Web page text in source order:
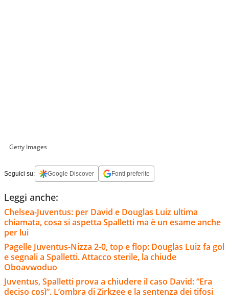
Getty Images
Seguici su: Google Discover Fonti preferite
Leggi anche:
Chelsea-Juventus: per David e Douglas Luiz ultima
chiamata, cosa si aspetta Spalletti ma è un esame anche
per lui
Pagelle Juventus-Nizza 2-0, top e flop: Douglas Luiz fa gol
e segnali a Spalletti. Attacco sterile, la chiude
Oboavwoduo
Juventus, Spalletti prova a chiudere il caso David: “Era
deciso così”. L’ombra di Zirkzee e la sentenza dei tifosi